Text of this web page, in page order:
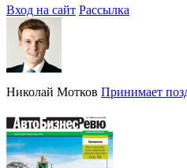
Вход на сайт Рассылка
Николай Мотков Принимает